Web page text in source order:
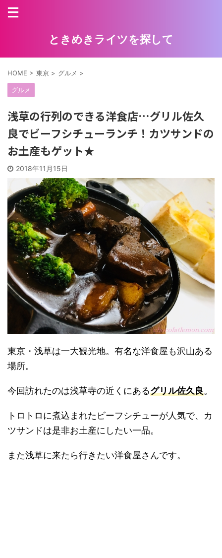
ときめきライツを探して
HOME > 東京 > グルメ >
グルメ
浅草の行列のできる洋食店…グリル佐久
良でビーフシチューランチ！カツサンドの
お土産もゲット★
2018年11月15日
東京・浅草は一大観光地。有名な洋食屋も沢山ある
場所。
今回訪れたのは浅草寺の近くにあるグリル佐久良。
トロトロに煮込まれたビーフシチューが人気で、カ
ツサンドは是非お土産にしたい一品。
また浅草に来たら行きたい洋食屋さんです。